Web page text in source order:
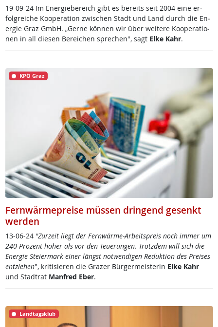
19-09-24 Im En­er­gie­be­reich gibt es be­reits seit 2004 ei­ne er­
folg­rei­che Ko­ope­ra­ti­on zwi­schen Stadt und Land durch die En­
er­gie Graz GmbH. „Ger­ne kön­nen wir über wei­te­re Ko­ope­ra­tio­
nen in all die­sen Be­rei­chen sp­re­chen", sagt El­ke Kahr.
KPÖ Graz
Fernwärmepreise müssen dringend gesenkt
werden
13-06-24 "Zur­zeit liegt der Fern­wär­me-Ar­beit­s­preis noch im­mer um
240 Pro­zent höh­er als vor den Teue­run­gen. Trotz­dem will sich die
En­er­gie Stei­er­mark ei­ner längst not­wen­di­gen Re­duk­ti­on des Prei­ses
ent­zie­hen", kri­ti­sie­ren die Gra­zer Bür­ger­meis­te­rin El­ke Kahr
und Stadt­rat Man­f­red Eber.
Landtagsklub